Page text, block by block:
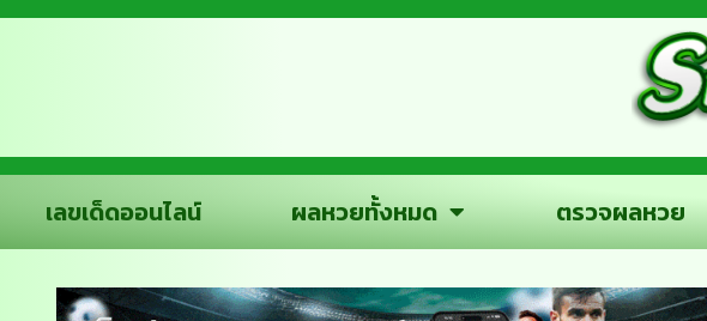
เลขเด็ดออนไลน์ ผลหวยทั้งหมด ตรวจผลหวย